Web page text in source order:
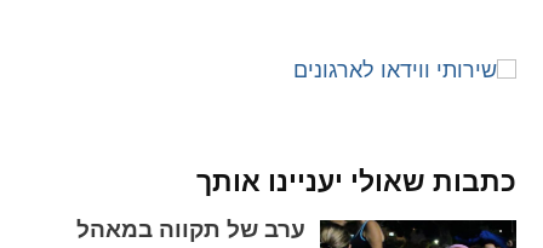
קו תחתי לקישורים
cached
flag
כתבות שאולי יעניינו אותך
ערב של תקווה במאהל